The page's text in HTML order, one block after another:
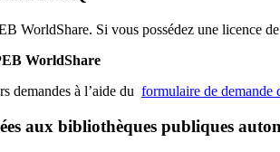
WorldShare. Si vous possédez une licence
WorldShare
demandes à l’aide du formulaire de demande
aux bibliothèques publiques